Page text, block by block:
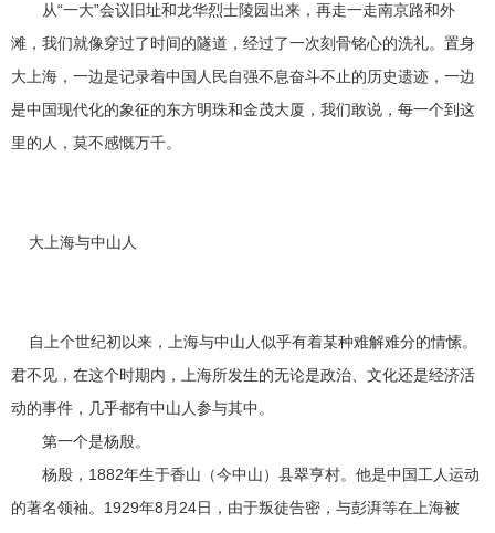
从“一大”会议旧址和龙华烈士陵园出来，再走一走南京路和外
滩，我们就像穿过了时间的隧道，经过了一次刻骨铭心的洗礼。置身
大上海，一边是记录着中国人民自强不息奋斗不止的历史遗迹，一边
是中国现代化的象征的东方明珠和金茂大厦，我们敢说，每一个到这
里的人，莫不感慨万千。
大上海与中山人
自上个世纪初以来，上海与中山人似乎有着某种难解难分的情愫。
君不见，在这个时期内，上海所发生的无论是政治、文化还是经济活
动的事件，几乎都有中山人参与其中。
第一个是杨殷。
杨殷，1882年生于香山（今中山）县翠亨村。他是中国工人运动
的著名领袖。1929年8月24日，由于叛徒告密，与彭湃等在上海被